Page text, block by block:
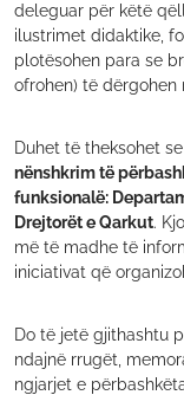
deleguar për këtë
ilustrimet didaktike,
plotësohen para se
ofrohen) të
Duhet të theksohet se
nënshkrim të
funksionalë:
Drejtorët e Qarkut.
më të madhe të
iniciativat që
Do të jetë gjithashtu
ndajnë rrugët,
ngjarjet e